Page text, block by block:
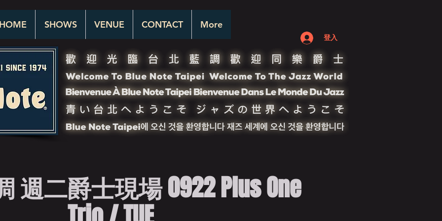
SHOWS VENUE CONTACT More
登入
週二爵士現場 0922 Plus One